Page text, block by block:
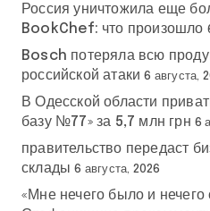
Россия уничтожила еще
BookChef: что произошло
Bosch потеряла всю
российской атаки 6 августа,
В Одесской области
базу №77» за 5,7 млн грн 6
правительство передаст
склады 6 августа, 2026
«Мне нечего было и нечего